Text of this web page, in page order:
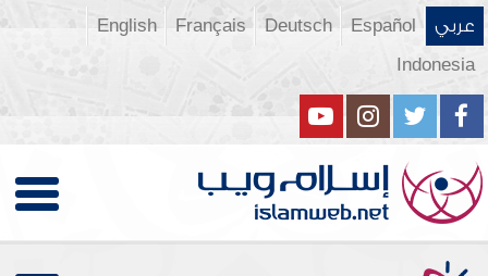
عربي Español
Deutsch
Français
English
Indonesia